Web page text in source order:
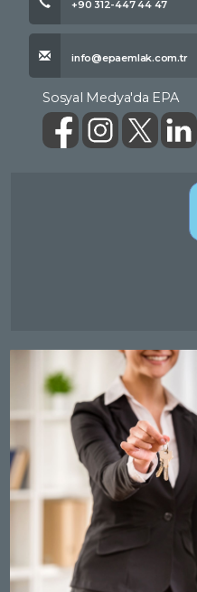
+90 312-447 44 47
info@epaemlak.com.tr
Sosyal Medya'da EPA